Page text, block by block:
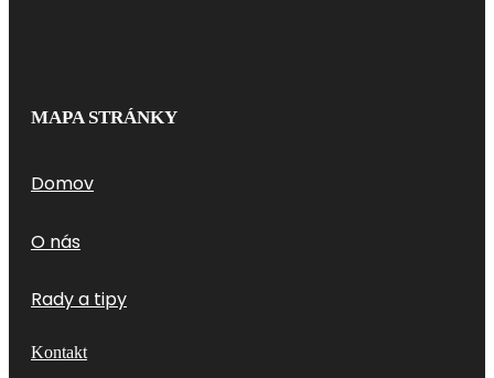
MAPA STRÁNKY
Domov
O nás
Rady a tipy
Kontakt